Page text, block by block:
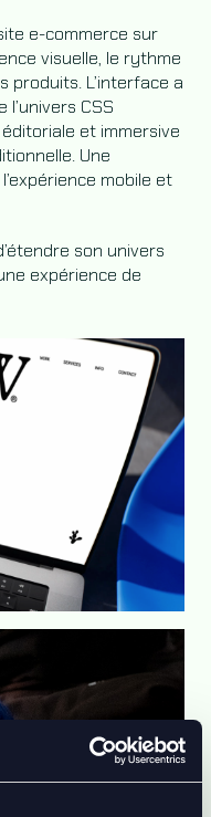
e-commerce sur
visuelle, le rythme
produits. L’interface a
CSS
et immersive
Une
mobile et
son univers
expérience de